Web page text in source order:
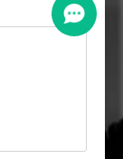
رسالة